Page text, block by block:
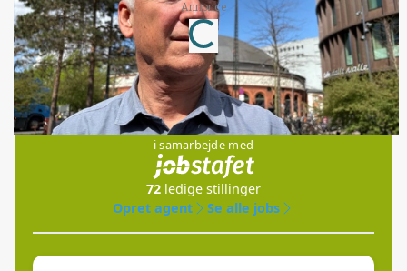
Annonce
Loading...
Jobs
i samarbejde med
72 ledige stillinger
Opret agent
Se alle jobs